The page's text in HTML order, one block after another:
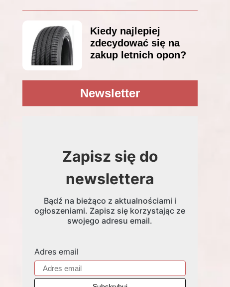
Kiedy najlepiej
zdecydować się na
zakup letnich opon?
Newsletter
Zapisz się do
newslettera
Bądź na bieżąco z aktualnościami i
ogłoszeniami. Zapisz się korzystając ze
swojego adresu email.
Adres email